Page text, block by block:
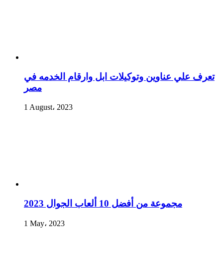
تعرف علي عناوين وتوكيلات ابل وارقام الخدمه في
مصر
1 August، 2023
مجموعة من أفضل 10 ألعاب الجوال 2023
1 May، 2023